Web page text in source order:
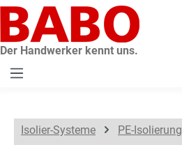
springen
Der Handwerker kennt uns.
Isolier-Systeme
PE-Isolierung